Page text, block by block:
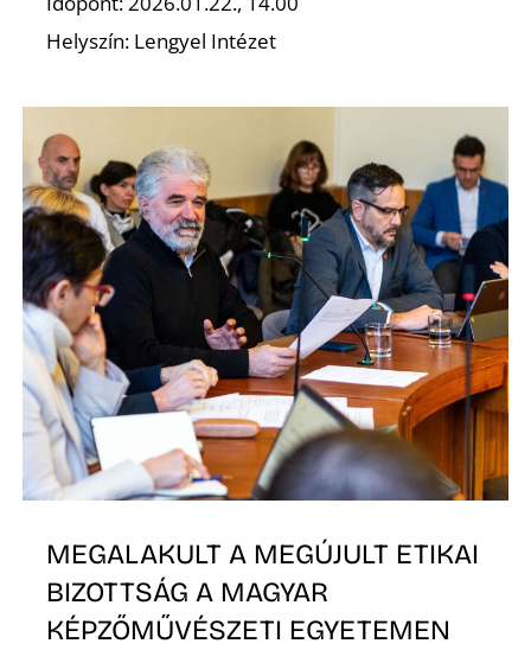
Helyszín: Lengyel Intézet
MEGALAKULT A MEGÚJULT ETIKAI
BIZOTTSÁG A MAGYAR
KÉPZŐMŰVÉSZETI EGYETEMEN